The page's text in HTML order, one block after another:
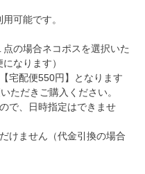
可能です。
の場合ネコポスを選択いた
なります）
宅配便550円】となります
ただきご購入ください。
で、日時指定はできませ
けません（代金引換の場合